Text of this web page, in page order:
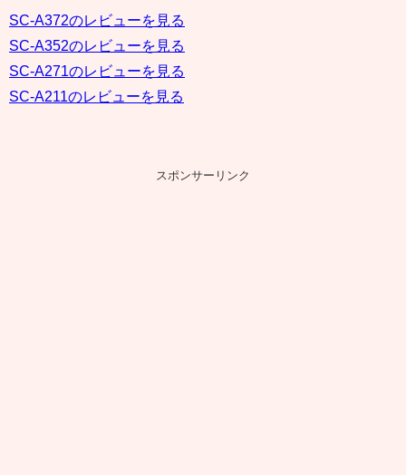
SC-A372のレビューを見る
SC-A352のレビューを見る
SC-A271のレビューを見る
SC-A211のレビューを見る
スポンサーリンク